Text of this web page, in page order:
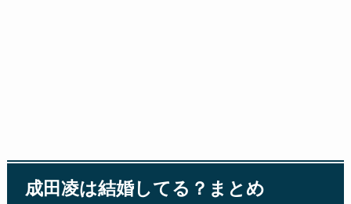
成田凌は結婚してる？まとめ